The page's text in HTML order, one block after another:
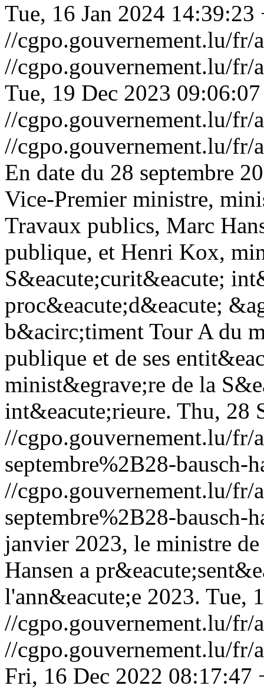
Tue, 16 Jan 2024 14:39:23
//cgpo.gouvernement.lu/fr/
//cgpo.gouvernement.lu/fr/
Tue, 19 Dec 2023
//cgpo.gouvernement.lu/fr/
//cgpo.gouvernement.lu/fr/
En date du 28 septembre
Vice-Premier ministre,
Travaux publics, Marc
publique, et Henri Kox,
S&eacute;curit&eacute;
proc&eacute;d&eacute;
b&acirc;timent Tour A du
publique et de ses
minist&egrave;re de la
int&eacute;rieure. Thu, 28
//cgpo.gouvernement.lu/fr/
septembre%2B28-bausch-
//cgpo.gouvernement.lu/fr/
septembre%2B28-bausch-
janvier 2023, le ministre
Hansen a
l'ann&eacute;e 2023. Tue,
//cgpo.gouvernement.lu/fr/
//cgpo.gouvernement.lu/fr/
Fri, 16 Dec 2022 08:17:47